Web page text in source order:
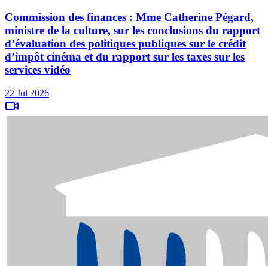
Commission des finances : Mme Catherine Pégard,
ministre de la culture, sur les conclusions du rapport
d’évaluation des politiques publiques sur le crédit
d’impôt cinéma et du rapport sur les taxes sur les
services vidéo
22 Jul 2026